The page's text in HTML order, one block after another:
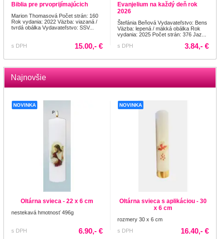
Biblia pre prvoprijímajúcich
Marion Thomasová Počet strán: 160
Rok vydania: 2022 Väzba: viazaná /
tvrdá obálka Vydavateľstvo: SSV...
s DPH 15.00,- €
Evanjelium na každý deň rok
2026
Štefánia Beňová Vydavateľstvo: Bens
Väzba: lepená / mäkká obálka Rok
vydania: 2025 Počet strán: 376 Jaz...
s DPH
3.84,- €
Najnovšie
NOVINKA
Oltárna svieca - 22 x 6 cm
nestekavá hmotnosť 496g
s DPH 6.90,- €
NOVINKA
Oltárna svieca s aplikáciou - 30
x 6 cm
rozmery 30 x 6 cm
s DPH
16.40,- €